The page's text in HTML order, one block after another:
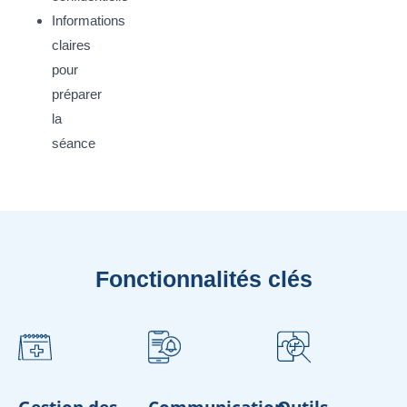
Informations
claires
pour
préparer
la
séance
Fonctionnalités clés